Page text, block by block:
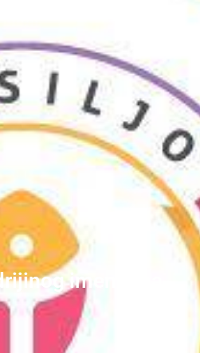
imendana